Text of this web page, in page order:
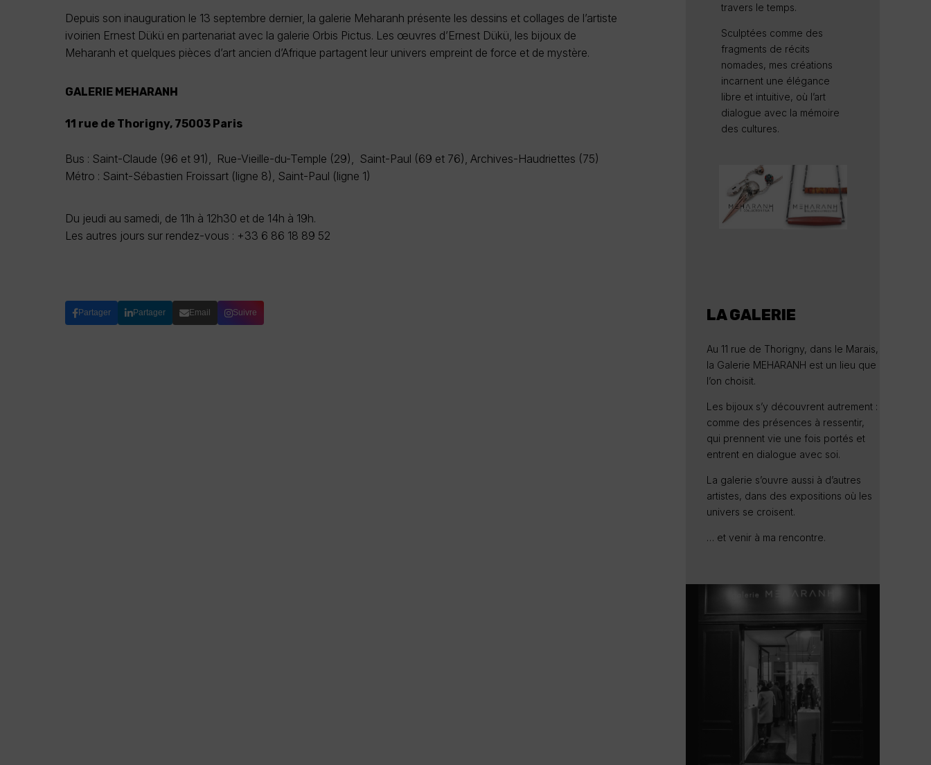
Depuis son inauguration le 13 septembre dernier, la galerie Meharanh présente les dessins et collages de l’artiste
ivoirien Ernest Dükü en partenariat avec la galerie Orbis Pictus. Les œuvres d’Ernest Dükü, les bijoux de
Meharanh et quelques pièces d’art ancien d’Afrique partagent leur univers empreint de force et de mystère.
GALERIE MEHARANH
11 rue de Thorigny, 75003 Paris
Bus : Saint-Claude (96 et 91), Rue-Vieille-du-Temple (29), Saint-Paul (69 et 76), Archives-Haudriettes (75)
Métro : Saint-Sébastien Froissart (ligne 8), Saint-Paul (ligne 1)
Du jeudi au samedi, de 11h à 12h30 et de 14h à 19h.
Les autres jours sur rendez-vous : +33 6 86 18 89 52
Partager Partager Email Suivre
travers le temps.
Sculptées comme des
fragments de récits
nomades, mes créations
incarnent une élégance
libre et intuitive, où l’art
dialogue avec la mémoire
des cultures.​
LA GALERIE
Au 11 rue de Thorigny, dans le Marais,
la Galerie MEHARANH est un lieu que
l’on choisit.
Les bijoux s’y découvrent autrement :
comme des présences à ressentir,
qui prennent vie une fois portés et
entrent en dialogue avec soi.
La galerie s’ouvre aussi à d’autres
artistes, dans des expositions où les
univers se croisent.
… et venir à ma rencontre.